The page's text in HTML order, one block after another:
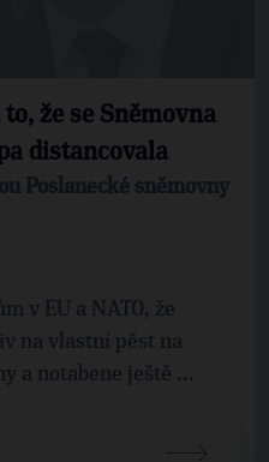
že se Sněmovna
distancovala
Poslanecké sněmovny
v EU a NATO, že
na vlastní pěst na
a notabene ještě ...